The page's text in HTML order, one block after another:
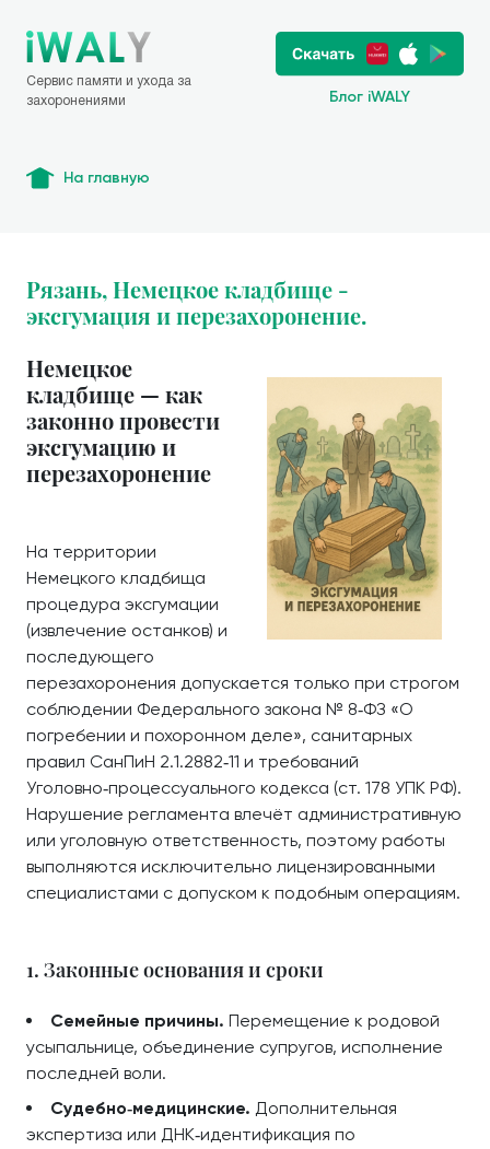
Сервис памяти и ухода за
захоронениями
Блог iWALY
На главную
Рязань, Немецкое кладбище -
эксгумация и перезахоронение.
Немецкое
кладбище — как
законно провести
эксгумацию и
перезахоронение
На территории
Немецкого кладбища
процедура эксгумации
(извлечение останков) и
последующего
перезахоронения допускается только при строгом
соблюдении Федерального закона № 8‑ФЗ «О
погребении и похоронном деле», санитарных
правил СанПиН 2.1.2882‑11 и требований
Уголовно‑процессуального кодекса (ст. 178 УПК РФ).
Нарушение регламента влечёт административную
или уголовную ответственность, поэтому работы
выполняются исключительно лицензированными
специалистами с допуском к подобным операциям.
1. Законные основания и сроки
Семейные причины. Перемещение к родовой
усыпальнице, объединение супругов, исполнение
последней воли.
Судебно‑медицинские. Дополнительная
экспертиза или ДНК‑идентификация по